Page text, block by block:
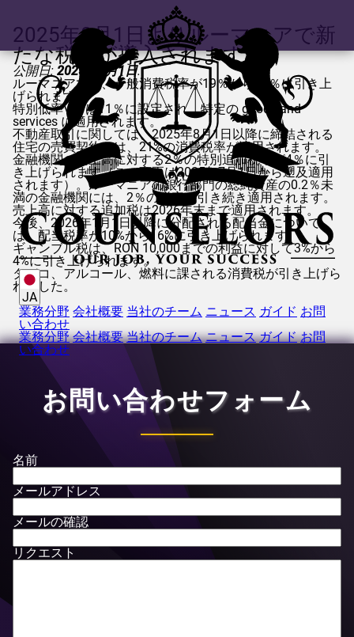
JA
業務分野 会社概要 当社のチーム ニュース ガイド お問
い合わせ
業務分野 会社概要 当社のチーム ニュース ガイド お問
い合わせ
2025年8月1日よりルーマニアで新
たな税金が導入されます
公開日: 2025年8月1日.
ルーマニアでは、一般消費税率が19％から21％に引き上
げられます。
特別低率VATは11％に設定され、特定の goods and
services に適用されます。
不動産取引に関しては、2025年8月1日以降に締結される
住宅の売買契約には、21%の消費税率が適用されます。
金融機関の売上高に対する2％の特別追加税率が4％に引
き上げられます（この変更は2025年7月1日から遡及適用
されます）。ルーマニアの銀行部門の総純資産の0.2％未
満の金融機関には、2％の税率が引き続き適用されます。
売上高に対する追加税は2026年末まで適用されます。
今後、2026年1月1日以降に分配される配当金について
は、配当税率が10%から16%に引き上げられます。
ギャンブル税は、RON 10,000までの利益に対して3%から
4%に引き上げられます。
タバコ、アルコール、燃料に課される消費税が引き上げら
れました。
お問い合わせフォーム
名前
メールアドレス
メールの確認
リクエスト